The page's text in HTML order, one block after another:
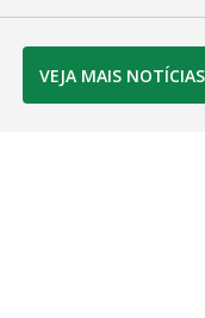
VEJA MAIS NOTÍCIAS